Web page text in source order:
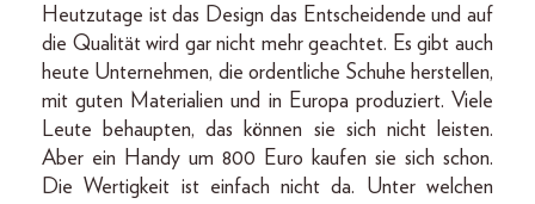
Heutzutage ist das Design das Entscheidende und auf
die Qualität wird gar nicht mehr geachtet. Es gibt auch
heute Unternehmen, die ordentliche Schuhe herstellen,
mit guten Materialien und in Europa produziert. Viele
Leute behaupten, das können sie sich nicht leisten.
Aber ein Handy um 800 Euro kaufen sie sich schon.
Die Wertigkeit ist einfach nicht da. Unter welchen